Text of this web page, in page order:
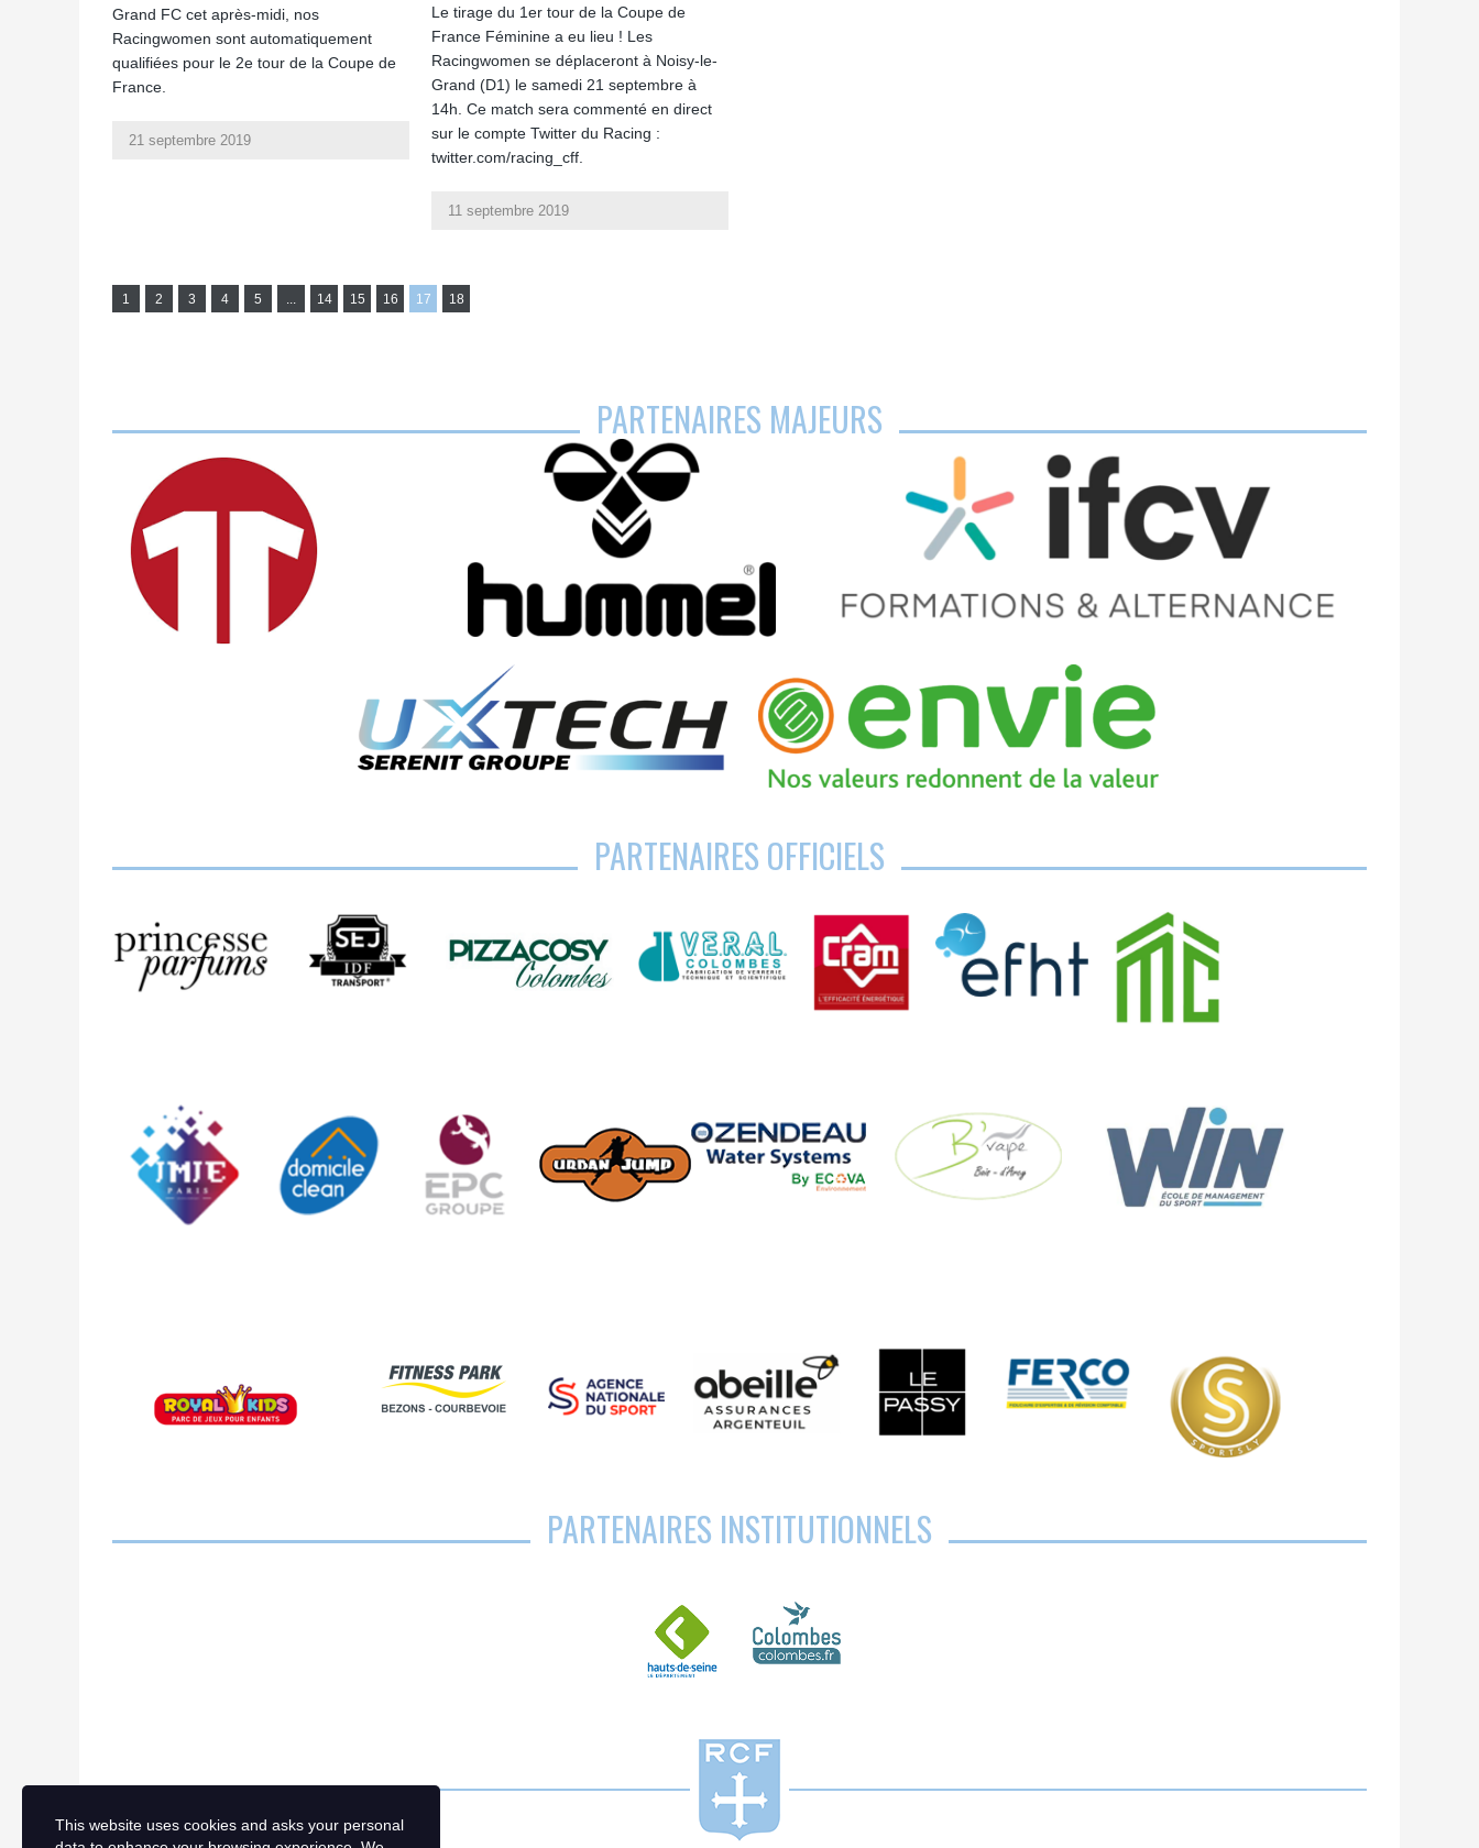
Grand FC cet après-midi, nos
Racingwomen sont automatiquement
qualifiées pour le 2e tour de la Coupe de
France.
21 septembre 2019
Le tirage du 1er tour de la Coupe de
France Féminine a eu lieu ! Les
Racingwomen se déplaceront à Noisy-le-
Grand (D1) le samedi 21 septembre à
14h. Ce match sera commenté en direct
sur le compte Twitter du Racing :
twitter.com/racing_cff.
11 septembre 2019
1 2 3 4 5 ... 14 15 16 17 18
PARTENAIRES MAJEURS
PARTENAIRES OFFICIELS
PARTENAIRES INSTITUTIONNELS
This website uses cookies and asks your personal